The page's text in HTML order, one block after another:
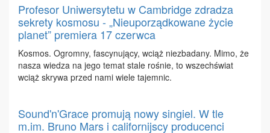
Profesor Uniwersytetu w Cambridge zdradza
sekrety kosmosu - „Nieuporządkowane życie
planet” premiera 17 czerwca
Ko­smos. Ogrom­ny, fa­scy­nu­ją­cy, wciąż nie­zba­da­ny. Mi­mo, że
na­sza wie­dza na je­go te­mat sta­le ro­śnie, to wszech­świat
wciąż skry­wa przed na­mi wie­le ta­jem­nic.
Sound'n'Grace promują nowy singiel. W tle
m.im. Bruno Mars i californijscy producenci